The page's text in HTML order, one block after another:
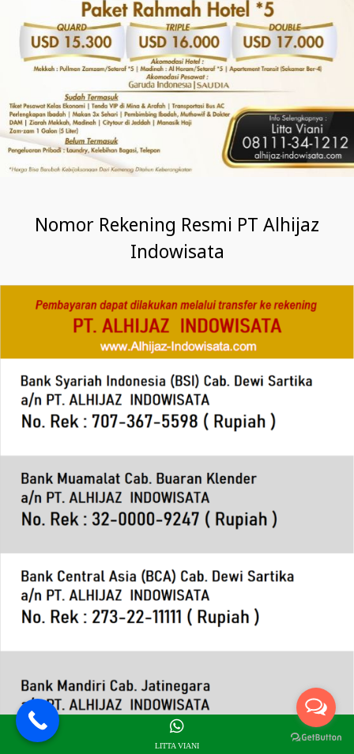
Nomor Rekening Resmi PT Alhijaz
Indowisata
LITTA VIANI